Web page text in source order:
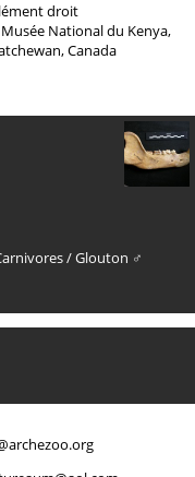
droit
National du Kenya,
Canada
/Glouton ♂